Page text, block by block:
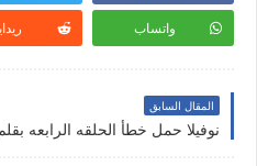
واتساب
المقال السابق